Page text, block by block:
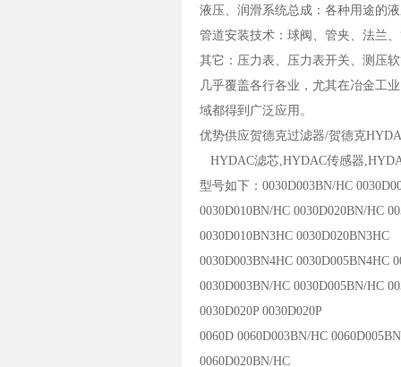
液压、润滑系统总成：各种用途的
管道安装技术：球阀、管夹、法兰
其它：压力表、压力表开关、测压
几乎覆盖各行各业，尤其在冶金工
域都得到广泛应用。
优势供应贺德克过滤器/贺德克
HYDAC滤芯,HYDAC传感器
型号如下：0030D003BN/HC
0030D010BN/HC 0030D020BN/HC
0030D010BN3HC 0030D020BN3HC
0030D003BN4HC 0030D005BN4HC
0030D003BN/HC 0030D005BN/HC
0030D020P 0030D020P
0060D 0060D003BN/HC
0060D020BN/HC